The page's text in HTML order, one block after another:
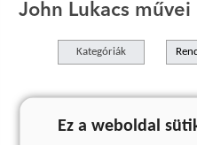
John Lukacs művei
Kategóriák
A keresett
Ez a weboldal